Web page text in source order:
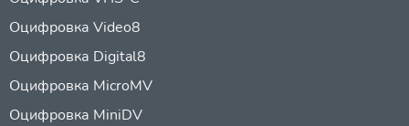
Оцифровка Video8
Оцифровка Digital8
Оцифровка MicroMV
Оцифровка MiniDV